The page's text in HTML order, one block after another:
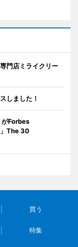
門店ミライクリー
しました！
がForbes
The 30
買う
特集